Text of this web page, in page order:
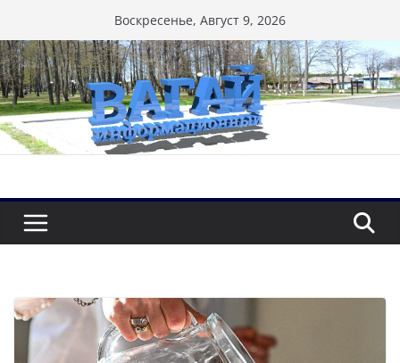
к
содержимому
Воскресенье, Август 9, 2026